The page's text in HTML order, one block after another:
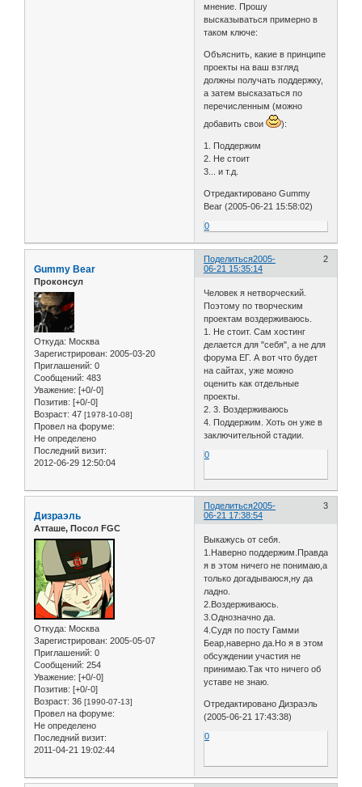
мнение. Прошу
высказываться примерно в
таком ключе:
Объяснить, какие в принципе
проекты на ваш взгляд
должны получать поддержку,
а затем высказаться по
перечисленным (можно
добавить свои
):
1. Поддержим
2. Не стоит
3... и т.д.
Отредактировано Gummy
Bear (2005-06-21 15:58:02)
0
Поделиться 2
2005-
06-21 15:35:14
Gummy Bear
Проконсул
Откуда: Москва
Зарегистрирован: 2005-03-20
Приглашений: 0
Сообщений: 483
Уважение: [+0/-0]
Позитив: [+0/-0]
Возраст: 47 [1978-10-08]
Провел на форуме:
Не определено
Последний визит:
2012-06-29 12:50:04
Человек я нетворческий.
Поэтому по творческим
проектам воздерживаюсь.
1. Не стоит. Сам хостинг
делается для "себя", а не для
форума ЕГ. А вот что будет
на сайтах, уже можно
оценить как отдельные
проекты.
2. 3. Воздерживаюсь
4. Поддержим. Хоть он уже в
заключительной стадии.
0
Поделиться 3
2005-
06-21 17:38:54
Дизраэль
Атташе, Посол FGC
Откуда: Москва
Зарегистрирован: 2005-05-07
Приглашений: 0
Сообщений: 254
Уважение: [+0/-0]
Позитив: [+0/-0]
Возраст: 36 [1990-07-13]
Провел на форуме:
Не определено
Последний визит:
2011-04-21 19:02:44
Выкажусь от себя.
1.Наверно поддержим.Правда
я в этом ничего не понимаю,а
только догадываюся,ну да
ладно.
2.Воздерживаюсь.
3.Однозначно да.
4.Судя по посту Гамми
Беар,наверно да.Но я в этом
обсуждении участия не
принимаю.Так что ничего об
уставе не знаю.
Отредактировано Дизраэль
(2005-06-21 17:43:38)
0